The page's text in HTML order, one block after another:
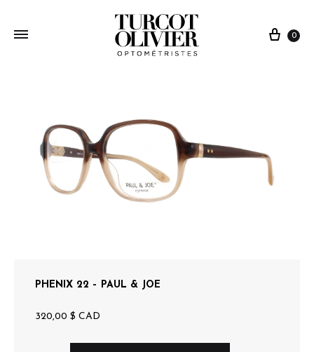
0
PHENIX 22 – PAUL & JOE
320,00 $ CAD